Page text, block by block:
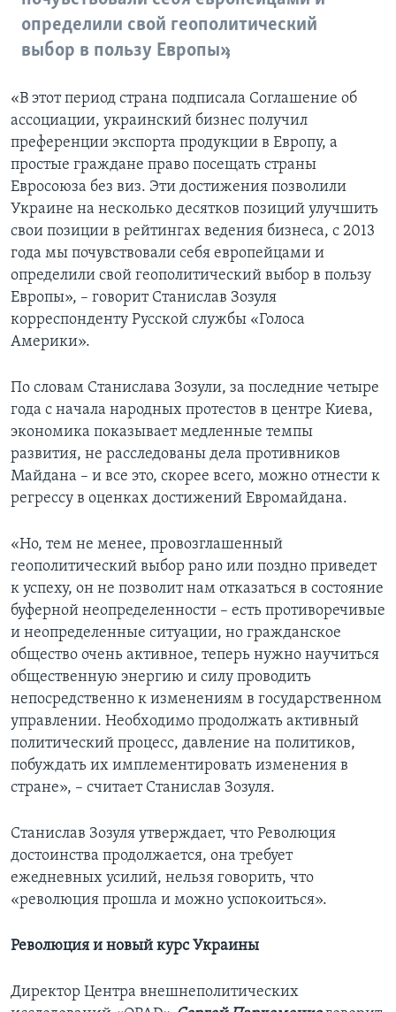
определили свой геополитический
выбор в пользу Европы»,
«В этот период страна подписала Соглашение об
ассоциации, украинский бизнес получил
преференции экспорта продукции в Европу, а
простые граждане право посещать страны
Евросоюза без виз. Эти достижения позволили
Украине на несколько десятков позиций улучшить
свои позиции в рейтингах ведения бизнеса, с 2013
года мы почувствовали себя европейцами и
определили свой геополитический выбор в пользу
Европы», – говорит Станислав Зозуля
корреспонденту Русской службы «Голоса
Америки».
По словам Станислава Зозули, за последние четыре
года с начала народных протестов в центре Киева,
экономика показывает медленные темпы
развития, не расследованы дела противников
Майдана – и все это, скорее всего, можно отнести к
регрессу в оценках достижений Евромайдана.
«Но, тем не менее, провозглашенный
геополитический выбор рано или поздно приведет
к успеху, он не позволит нам отказаться в состояние
буферной неопределенности – есть противоречивые
и неопределенные ситуации, но гражданское
общество очень активное, теперь нужно научиться
общественную энергию и силу проводить
непосредственно к изменениям в государственном
управлении. Необходимо продолжать активный
политический процесс, давление на политиков,
побуждать их имплементировать изменения в
стране», – считает Станислав Зозуля.
Станислав Зозуля утверждает, что Революция
достоинства продолжается, она требует
ежедневных усилий, нельзя говорить, что
«революция прошла и можно успокоиться».
Революция и новый курс Украины
Директор Центра внешнеполитических